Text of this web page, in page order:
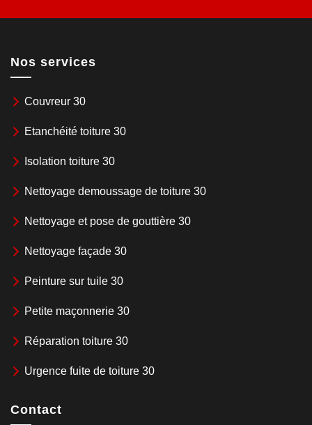
Nos services
Couvreur 30
Etanchéité toiture 30
Isolation toiture 30
Nettoyage demoussage de toiture 30
Nettoyage et pose de gouttière 30
Nettoyage façade 30
Peinture sur tuile 30
Petite maçonnerie 30
Réparation toiture 30
Urgence fuite de toiture 30
Contact